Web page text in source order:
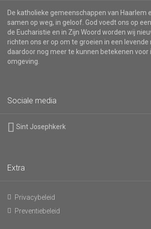
De katholieke gemeenschappen van Haarlem
samen op weg, in geloof. God voedt ons op
de Eucharistie en in Zijn Woord worden wij
richten ons er op om te groeien in een levende
daardoor nog meer te kunnen betekenen voor
omgeving.
Sociale media
Sint Josephkerk
Extra
Privacybeleid
Preventiebeleid